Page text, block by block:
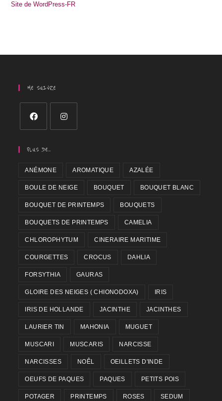
Site de WordPress-FR
ME SUIVRE
PLUS DE…
ANÉMONE AROMATIQUE AZALÉE
BOULE DE NEIGE BOUQUET BOUQUET BLANC
BOUQUET DE PRINTEMPS BOUQUETS
BOUQUETS DE PRINTEMPS CAMELIA
CHLOROPHYTUM CINERAIRE MARITIME
COURGETTES CROCUS DAHLIA
FORSYTHIA GAURAS
GLOIRE DES NEIGES ( CHIONODOXA) IRIS
IRIS DE HOLLANDE JACINTHE JACINTHES
LAURIER TIN MAHONIA MUGUET
MUSCARI MUSCARIS NARCISSE
NARCISSES NOÊL OEILLETS D'INDE
OEUFS DE PAQUES PAQUES PETITS POIS
POTAGER PRINTEMPS ROSES SEDUM